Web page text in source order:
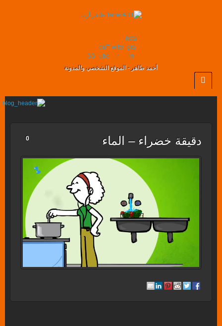
nsta
gra
m
witte
r
ouT
ube
SS
أحمد طاهر - الموقع الشخصي والمدونة
دقيقة خضراء – الماء 0